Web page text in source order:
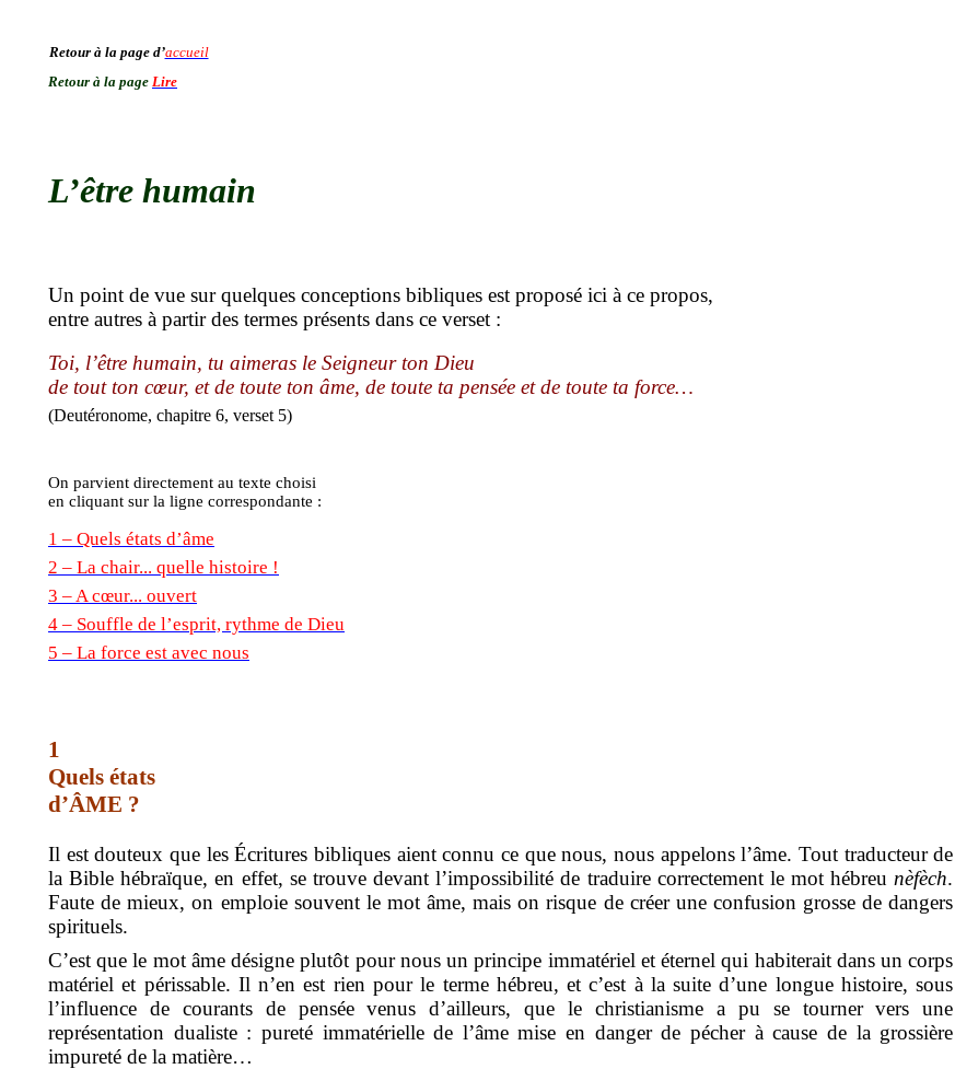
Retour à la page d’accueil
Retour à la page Lire
L’être humain
Un point de vue sur quelques conceptions bibliques est proposé ici à ce propos,
entre autres à partir des termes présents dans ce verset :
Toi, l’être humain, tu aimeras le Seigneur ton Dieu
de tout ton cœur, et de toute ton âme, de toute ta pensée et de toute ta force…
(Deutéronome, chapitre 6, verset 5)
On parvient directement au texte choisi
en cliquant sur la ligne correspondante :
1 – Quels états d’âme
2 – La chair... quelle histoire !
3 – A cœur... ouvert
4 – Souffle de l’esprit, rythme de Dieu
5 – La force est avec nous
1
Quels états
d’ÂME ?
Il est douteux que les Écritures bibliques aient connu ce que nous, nous appelons l’âme. Tout traducteur de
la Bible hébraïque, en effet, se trouve devant l’impossibilité de traduire correctement le mot hébreu nèfèch.
Faute de mieux, on emploie souvent le mot âme, mais on risque de créer une confusion grosse de dangers
spirituels.
C’est que le mot âme désigne plutôt pour nous un principe immatériel et éternel qui habiterait dans un corps
matériel et périssable. Il n’en est rien pour le terme hébreu, et c’est à la suite d’une longue histoire, sous
l’influence de courants de pensée venus d’ailleurs, que le christianisme a pu se tourner vers une
représentation dualiste : pureté immatérielle de l’âme mise en danger de pécher à cause de la grossière
impureté de la matière…